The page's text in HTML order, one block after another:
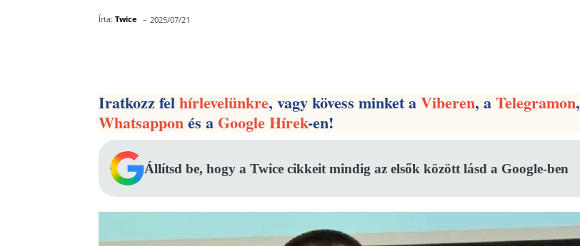
Írta: Twice - 2025/07/21
Iratkozz felhírlevelünkre, vagy kövess minket aViberen, aTelegramon,
Whatsapponés aGoogle Hírek-en!
Állítsd be, hogy a Twice cikkeit mindig az elsők között lásd a Google-ben